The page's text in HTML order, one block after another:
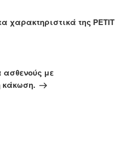
χαρακτηριστικά της PΕΤΙΤ
ασθενούς με
κάκωση.